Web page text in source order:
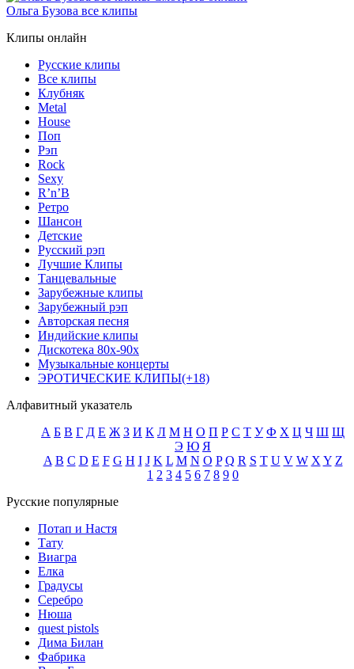
Ольга Бузова все клипы
Клипы онлайн
Русские клипы
Все клипы
Клубняк
Metal
House
Поп
Рэп
Rock
Sexy
R’n’B
Ретро
Шансон
Детские
Русский рэп
Лучшие Клипы
Танцевальные
Зарубежные клипы
Зарубежный рэп
Авторская песня
Индийские клипы
Дискотека 80х-90х
Музыкальные концерты
ЭРОТИЧЕСКИЕ КЛИПЫ(+18)
Алфавитный указатель
А Б В Г Д Е Ж З И К Л М Н О П Р С Т У Ф Х Ц Ч Ш Щ
Э Ю Я
A B C D E F G H I J K L M N O P Q R S T U V W X Y Z
1 2 3 4 5 6 7 8 9 0
Русские популярные
Потап и Настя
Тату
Виагра
Елка
Градусы
Серебро
Нюша
quest pistols
Дима Билан
Фабрика